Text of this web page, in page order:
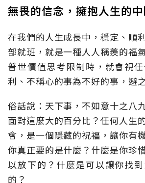
無畏的信念，擁抱人生的
在我們的人生成長中，穩定、順
部就班，就是一種人人稱羨的福
普世價值思考限制時，就會視
利、不稱心的事為不好的事，避
俗話說：天下事，不如意十之八
面對這麼大的百分比？任何人生
會，是一個隱藏的祝福，讓你有
你真正要的是什麼？什麼是你珍
以放下的？什麼是可以讓你找
的？